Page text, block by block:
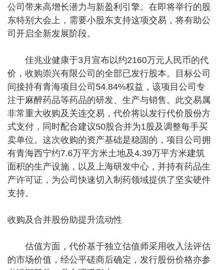
公司带来高增长潜力与新盈利引擎。在即将举行的股
东特别大会上，需要小股东支持这项交易，将有助公
司开启全新发展阶段。
佳兆业健康于3月宣布以约2160万元人民币的代
价，收购崇兴有限公司的全部已发行股本。目标公司
间接持有青海项目公司54.84%权益，该项目公司专
注于麻醉药品等药品的研发、生产与销售。此交易属
非常重大收购及关连交易，代价将以发行代价股份方
式支付，同时配合建议50股合并为1股及调整每手买
卖单位。这次收购的资产基础是稳固的，项目公司拥
有青海西宁约7.6万平方米土地及4.39万平方米建筑
面积的生产设施，以及上海研发中心，并持有药品生
产许可证，为公司快速切入制药领域提供了坚实硬件
支持。
收购及合并股份助提升流动性
估值方面，代价基于独立估值师采用收入法评估
的市场价值，经公平磋商后确定，发行股份价格亦参